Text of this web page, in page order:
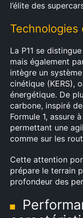
l’élite des
Technologies
La P11 se
mais également
intègre un
cinétique (KERS),
énergétique. De
carbone, inspiré
Formule 1, assure
permettant une
comme sur les
Cette attention
prépare le terrain
profondeur des